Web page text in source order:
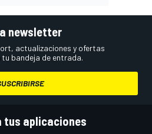
newsletter
actualizaciones y ofertas
bandeja de entrada.
tus aplicaciones